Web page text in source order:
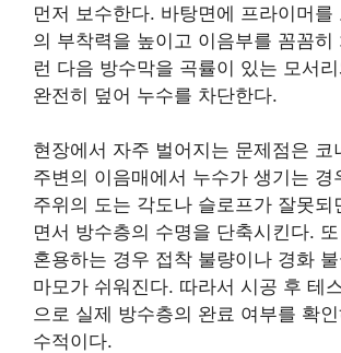
먼저 보수한다. 바탕면에 프라이머를
의 부착력을 높이고 이음부를 꼼꼼히
런 다음 방수막을 곡률이 있는 모서
완전히 덮어 누수를 차단한다.
현장에서 자주 벌어지는 문제점은 코
주변의 이음매에서 누수가 생기는 경
주위의 도는 각도나 슬로프가 잘못되
면서 방수층의 수명을 단축시킨다.
혼용하는 경우 접착 불량이나 경화
마모가 쉬워진다. 따라서 시공 후 테
으로 실제 방수층의 완료 여부를 확
수적이다.